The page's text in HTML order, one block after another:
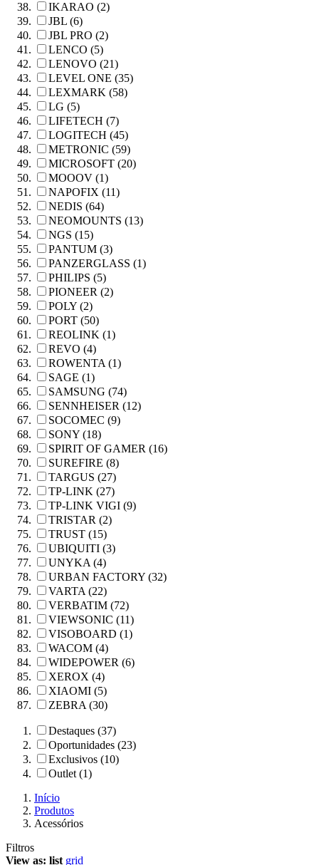
IKARAO (2)
JBL (6)
JBL PRO (2)
LENCO (5)
LENOVO (21)
LEVEL ONE (35)
LEXMARK (58)
LG (5)
LIFETECH (7)
LOGITECH (45)
METRONIC (59)
MICROSOFT (20)
MOOOV (1)
NAPOFIX (11)
NEDIS (64)
NEOMOUNTS (13)
NGS (15)
PANTUM (3)
PANZERGLASS (1)
PHILIPS (5)
PIONEER (2)
POLY (2)
PORT (50)
REOLINK (1)
REVO (4)
ROWENTA (1)
SAGE (1)
SAMSUNG (74)
SENNHEISER (12)
SOCOMEC (9)
SONY (18)
SPIRIT OF GAMER (16)
SUREFIRE (8)
TARGUS (27)
TP-LINK (27)
TP-LINK VIGI (9)
TRISTAR (2)
TRUST (15)
UBIQUITI (3)
UNYKA (4)
URBAN FACTORY (32)
VARTA (22)
VERBATIM (72)
VIEWSONIC (11)
VISOBOARD (1)
WACOM (4)
WIDEPOWER (6)
XEROX (4)
XIAOMI (5)
ZEBRA (30)
Destaques (37)
Oportunidades (23)
Exclusivos (10)
Outlet (1)
Início
Produtos
Acessórios
Filtros
View as: list grid